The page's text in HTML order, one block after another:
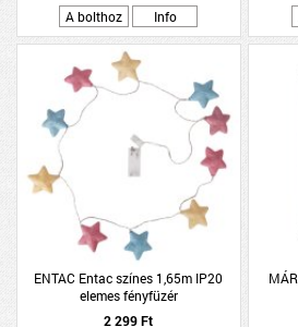
A bolthoz
Info
ENTAC Entac színes 1,65m IP20
elemes fényfüzér
2 299 Ft